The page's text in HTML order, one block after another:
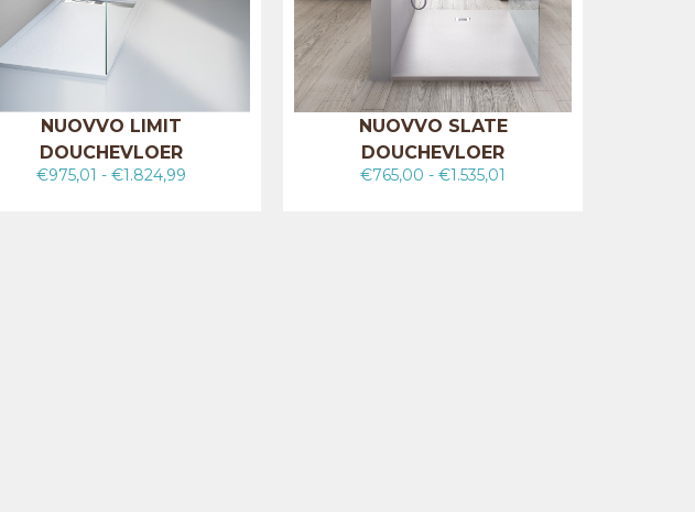
NUOVVO LIMIT
DOUCHEVLOER
€975,01 - €1.824,99
NUOVVO SLATE
DOUCHEVLOER
€765,00 - €1.535,01